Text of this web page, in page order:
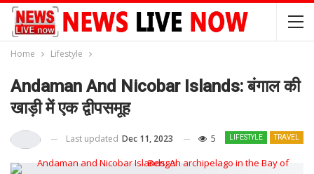
Home Lifestyle
Andaman And Nicobar Islands: बंगाल की
खाड़ी में एक द्वीपसमूह
LIFESTYLE TRAVEL
Last updated Dec 11, 2023 5